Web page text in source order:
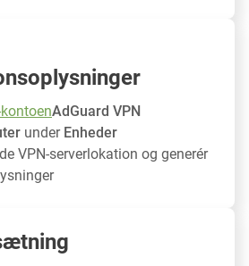
AdGuard VPN
under Enheder
VPN-serverlokation og generér